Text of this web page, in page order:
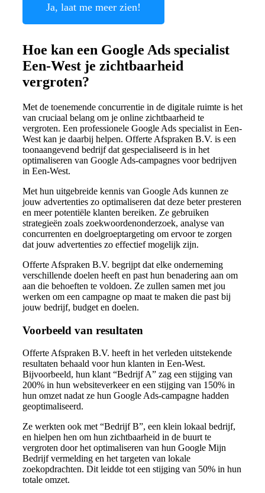
Ja, laat me meer zien!
Hoe kan een Google Ads specialist
Een-West je zichtbaarheid
vergroten?
Met de toenemende concurrentie in de digitale ruimte is het
van cruciaal belang om je online zichtbaarheid te
vergroten. Een professionele Google Ads specialist in Een-
West kan je daarbij helpen. Offerte Afspraken B.V. is een
toonaangevend bedrijf dat gespecialiseerd is in het
optimaliseren van Google Ads-campagnes voor bedrijven
in Een-West.
Met hun uitgebreide kennis van Google Ads kunnen ze
jouw advertenties zo optimaliseren dat deze beter presteren
en meer potentiële klanten bereiken. Ze gebruiken
strategieën zoals zoekwoordenonderzoek, analyse van
concurrenten en doelgroeptargeting om ervoor te zorgen
dat jouw advertenties zo effectief mogelijk zijn.
Offerte Afspraken B.V. begrijpt dat elke onderneming
verschillende doelen heeft en past hun benadering aan om
aan die behoeften te voldoen. Ze zullen samen met jou
werken om een campagne op maat te maken die past bij
jouw bedrijf, budget en doelen.
Voorbeeld van resultaten
Offerte Afspraken B.V. heeft in het verleden uitstekende
resultaten behaald voor hun klanten in Een-West.
Bijvoorbeeld, hun klant “Bedrijf A” zag een stijging van
200% in hun websiteverkeer en een stijging van 150% in
hun omzet nadat ze hun Google Ads-campagne hadden
geoptimaliseerd.
Ze werkten ook met “Bedrijf B”, een klein lokaal bedrijf,
en hielpen hen om hun zichtbaarheid in de buurt te
vergroten door het optimaliseren van hun Google Mijn
Bedrijf vermelding en het targeten van lokale
zoekopdrachten. Dit leidde tot een stijging van 50% in hun
totale omzet.